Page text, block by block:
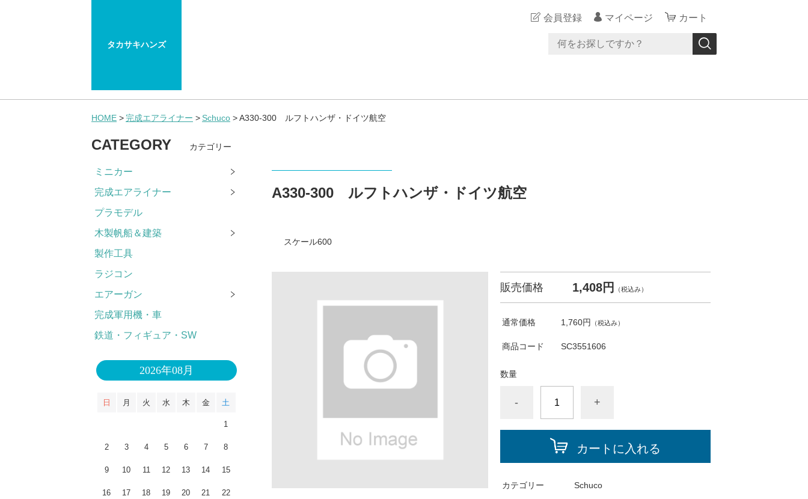
タカサキハンズ
会員登録 マイページ カート
HOME 完成エアライナー Schuco A330-300 ルフトハンザ・ドイツ航空
A330-300 ルフトハンザ・ドイツ航空
スケール600
販売価格 1,408円 （税込み）
通常価格 1,760円 （税込み）
商品コード SC3551606
数量
- +
カートに入れる
カテゴリー Schuco
CATEGORY カテゴリー
ミニカー
完成エアライナー
プラモデル
木製帆船＆建築
製作工具
ラジコン
エアーガン
完成軍用機・車
鉄道・フィギュア・SW
2026年08月
日 月 火 水 木 金 土
1
2 3 4 5 6 7 8
9 10 11 12 13 14 15
16 17 18 19 20 21 22